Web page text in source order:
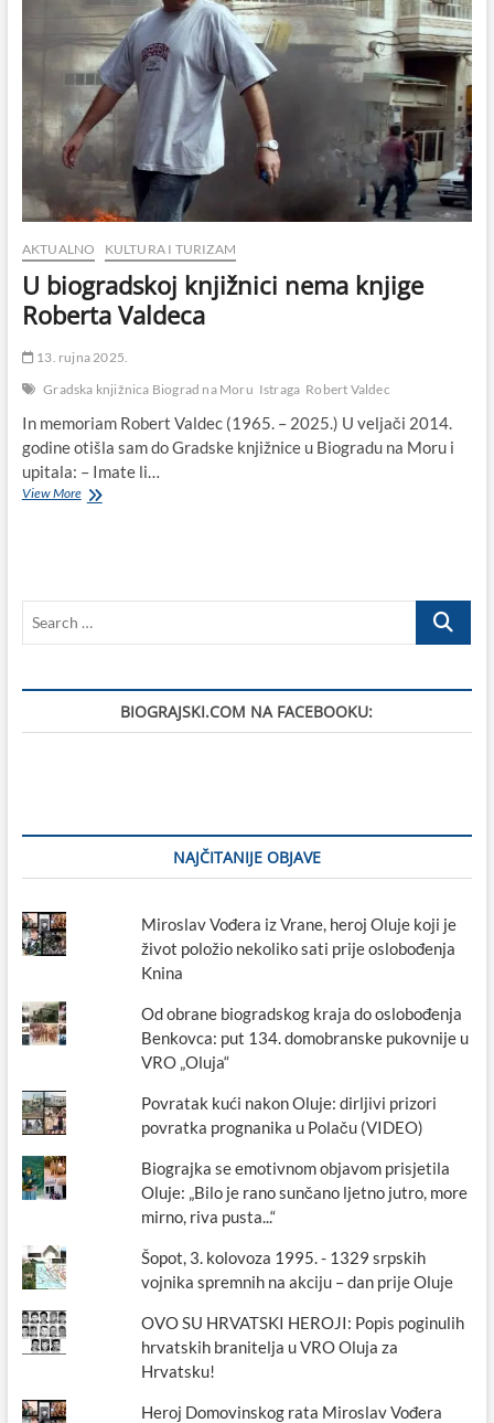
AKTUALNO KULTURA I TURIZAM
U biogradskoj knjižnici nema knjige
Roberta Valdeca
13. rujna 2025.
Gradska knjižnica Biograd na Moru Istraga Robert Valdec
In memoriam Robert Valdec (1965. – 2025.) U veljači 2014.
godine otišla sam do Gradske knjižnice u Biogradu na Moru i
upitala: – Imate li…
View MoreU
Search
BIOGRAJSKI.COM NA FACEBOOKU:
NAJČITANIJE OBJAVE
Miroslav Vođera iz Vrane, heroj Oluje koji je
život položio nekoliko sati prije oslobođenja
Knina
Od obrane biogradskog kraja do oslobođenja
Benkovca: put 134. domobranske pukovnije u
VRO „Oluja“
Povratak kući nakon Oluje: dirljivi prizori
povratka prognanika u Polaču (VIDEO)
Biograjka se emotivnom objavom prisjetila
Oluje: „Bilo je rano sunčano ljetno jutro, more
mirno, riva pusta...“
Šopot, 3. kolovoza 1995. - 1329 srpskih
vojnika spremnih na akciju – dan prije Oluje
OVO SU HRVATSKI HEROJI: Popis poginulih
hrvatskih branitelja u VRO Oluja za
Hrvatsku!
Heroj Domovinskog rata Miroslav Vođera